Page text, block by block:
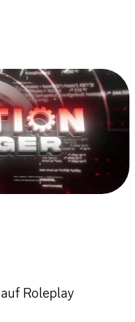
Roleplay